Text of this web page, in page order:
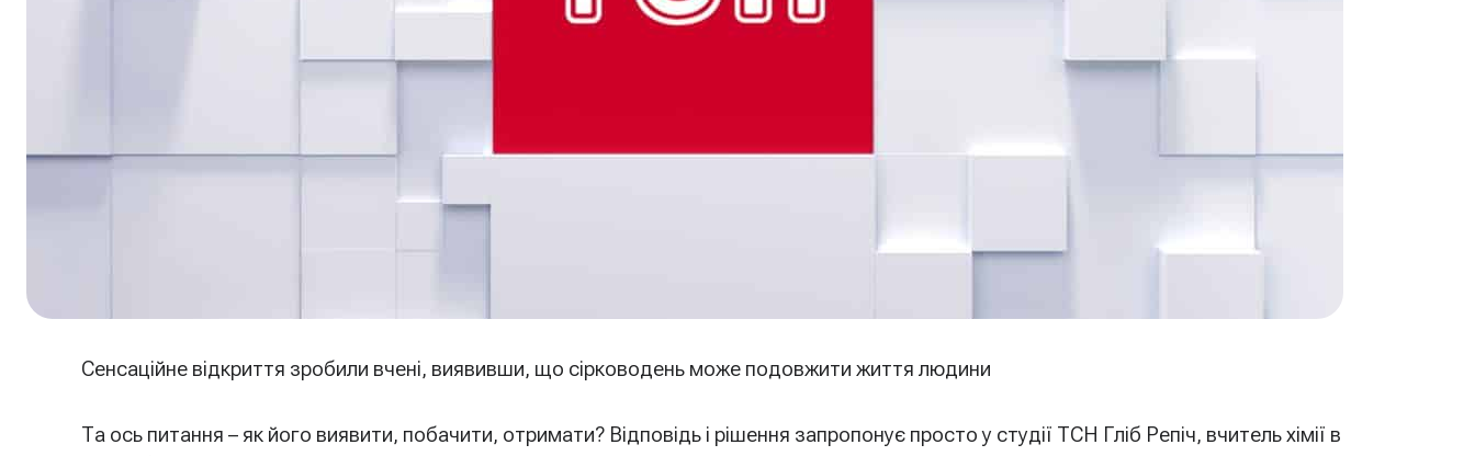
Сенсаційне відкриття зробили вчені, виявивши, що сірководень може подовжити життя людини
Та ось питання – як його виявити, побачити, отримати? Відповідь і рішення запропонує просто у студії ТСН Гліб Репіч, вчитель хімії в